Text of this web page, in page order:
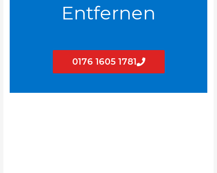
Entfernen
0176 1605 1781